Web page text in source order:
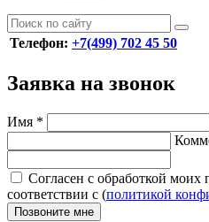
Телефон: +7(499) 702 45 50
Заявка на звонок
Имя *
Согласен с обработкой
соответствии с (политикой
Позвоните мне